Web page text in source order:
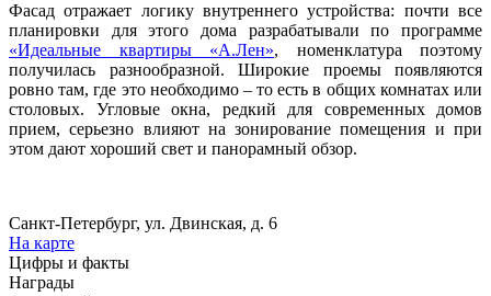
Фасад отражает логику внутреннего устройства: почти все
планировки для этого дома разрабатывали по программе
«Идеальные квартиры «А.Лен», номенклатура поэтому
получилась разнообразной. Широкие проемы появляются
ровно там, где это необходимо – то есть в общих комнатах или
столовых. Угловые окна, редкий для современных домов
прием, серьезно влияют на зонирование помещения и при
этом дают хороший свет и панорамный обзор.
Санкт-Петербург, ул. Двинская, д. 6
На карте
Цифры и факты
Награды